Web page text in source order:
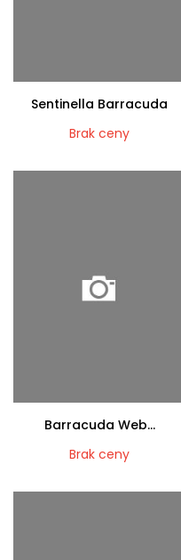
Sentinella Barracuda
Brak ceny
Barracuda Web...
Brak ceny